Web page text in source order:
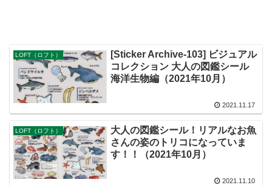
LOFT（ロフト）
[Sticker Archive-103] ビジュアル
コレクション 大人の図鑑シール
海洋生物編（2021年10月）
2021.11.17
LOFT（ロフト）
大人の図鑑シール！リアルなお魚
さんの姿のトリコになっていま
す！！（2021年10月）
2021.11.10